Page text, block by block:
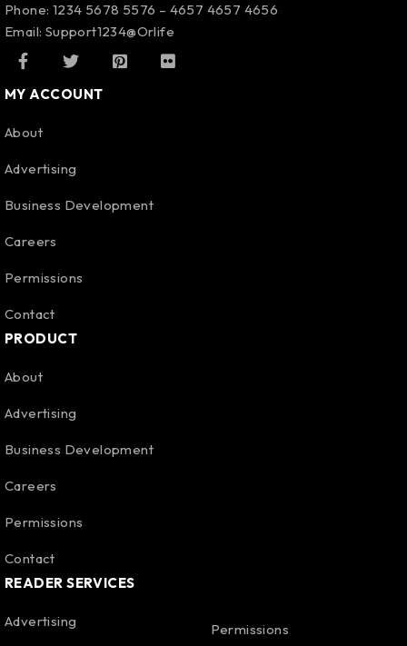
Phone: 1234 5678 5576 – 4657 4657 4656
Email: Support1234@Orlife
MY ACCOUNT
About
Advertising
Business Development
Careers
Permissions
Contact
PRODUCT
About
Advertising
Business Development
Careers
Permissions
Contact
READER SERVICES
Advertising Permissions